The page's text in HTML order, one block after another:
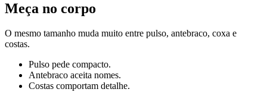
Meça no corpo
O mesmo tamanho muda muito entre pulso, antebraco, coxa e
costas.
Pulso pede compacto.
Antebraco aceita nomes.
Costas comportam detalhe.